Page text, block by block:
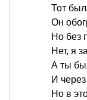
Тот был
Он
Но без
Нет, я
А ты
И
Но в